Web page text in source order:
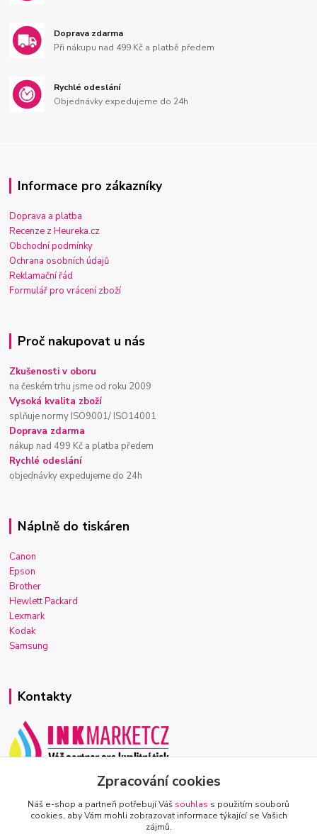
Doprava zdarma
Při nákupu nad 499 Kč a platbě předem
Rychlé odeslání
Objednávky expedujeme do 24h
Informace pro zákazníky
Doprava a platba
Recenze z Heureka.cz
Obchodní podmínky
Ochrana osobních údajů
Reklamační řád
Formulář pro vrácení zboží
Proč nakupovat u nás
Zkušenosti v oboru
na českém trhu jsme od roku 2009
Vysoká kvalita zboží
splňuje normy ISO9001/ ISO14001
Doprava zdarma
nákup nad 499 Kč a platba předem
Rychlé odeslání
objednávky expedujeme do 24h
Náplně do tiskáren
Canon
Epson
Brother
Hewlett Packard
Lexmark
Kodak
Samsung
Kontakty
Josef Macek
+420 603 921 266
Po-Ne, 7-22h
Zpracování cookies
Náš e-shop a partneři potřebují Váš souhlas s použitím souborů
cookies, aby Vám mohli zobrazovat informace týkající se Vašich
zájmů.